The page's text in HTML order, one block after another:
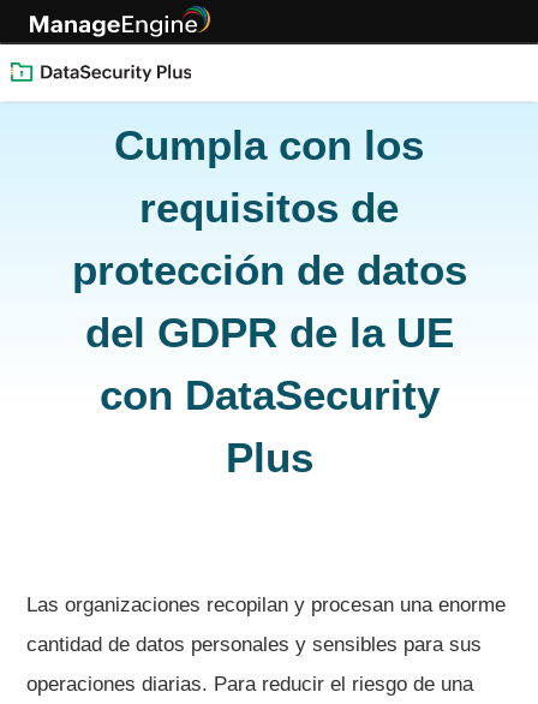
Cumpla con los
requisitos de
protección de datos
del GDPR de la UE
con DataSecurity
Plus
Las organizaciones recopilan y procesan una enorme
cantidad de datos personales y sensibles para sus
operaciones diarias. Para reducir el riesgo de una